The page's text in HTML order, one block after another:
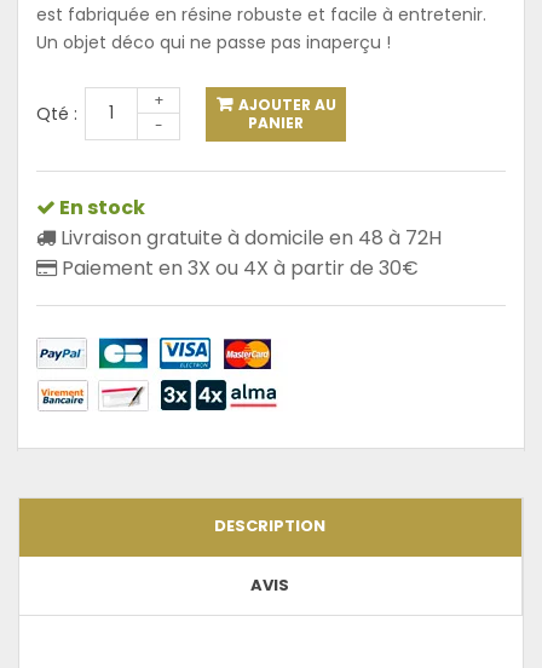
est fabriquée en résine robuste et facile à entretenir.
Un objet déco qui ne passe pas inaperçu !
Qté :
+
-
AJOUTER AU
PANIER
En stock
Livraison gratuite à domicile en 48 à 72H
Paiement en 3X ou 4X à partir de 30€
DESCRIPTION
AVIS